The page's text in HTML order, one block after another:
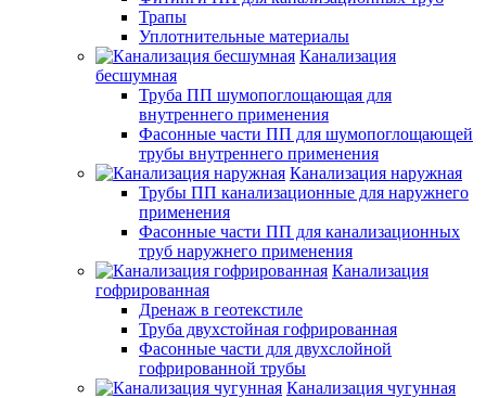
Трапы
Уплотнительные материалы
Канализация
бесшумная
Труба ПП шумопоглощающая для
внутреннего применения
Фасонные части ПП для шумопоглощающей
трубы внутреннего применения
Канализация наружная
Трубы ПП канализационные для наружнего
применения
Фасонные части ПП для канализационных
труб наружнего применения
Канализация
гофрированная
Дренаж в геотекстиле
Труба двухстойная гофрированная
Фасонные части для двухслойной
гофрированной трубы
Канализация чугунная